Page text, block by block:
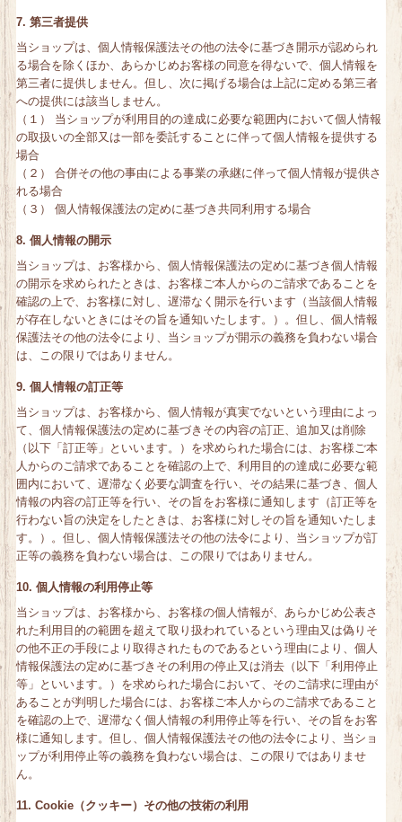
7. 第三者提供
当ショップは、個人情報保護法その他の法令に基づき開示が認められ
る場合を除くほか、あらかじめお客様の同意を得ないで、個人情報を
第三者に提供しません。但し、次に掲げる場合は上記に定める第三者
への提供には該当しません。
（１） 当ショップが利用目的の達成に必要な範囲内において個人情報
の取扱いの全部又は一部を委託することに伴って個人情報を提供する
場合
（２） 合併その他の事由による事業の承継に伴って個人情報が提供さ
れる場合
（３） 個人情報保護法の定めに基づき共同利用する場合
8. 個人情報の開示
当ショップは、お客様から、個人情報保護法の定めに基づき個人情報
の開示を求められたときは、お客様ご本人からのご請求であることを
確認の上で、お客様に対し、遅滞なく開示を行います（当該個人情報
が存在しないときにはその旨を通知いたします。）。但し、個人情報
保護法その他の法令により、当ショップが開示の義務を負わない場合
は、この限りではありません。
9. 個人情報の訂正等
当ショップは、お客様から、個人情報が真実でないという理由によっ
て、個人情報保護法の定めに基づきその内容の訂正、追加又は削除
（以下「訂正等」といいます。）を求められた場合には、お客様ご本
人からのご請求であることを確認の上で、利用目的の達成に必要な範
囲内において、遅滞なく必要な調査を行い、その結果に基づき、個人
情報の内容の訂正等を行い、その旨をお客様に通知します（訂正等を
行わない旨の決定をしたときは、お客様に対しその旨を通知いたしま
す。）。但し、個人情報保護法その他の法令により、当ショップが訂
正等の義務を負わない場合は、この限りではありません。
10. 個人情報の利用停止等
当ショップは、お客様から、お客様の個人情報が、あらかじめ公表さ
れた利用目的の範囲を超えて取り扱われているという理由又は偽りそ
の他不正の手段により取得されたものであるという理由により、個人
情報保護法の定めに基づきその利用の停止又は消去（以下「利用停止
等」といいます。）を求められた場合において、そのご請求に理由が
あることが判明した場合には、お客様ご本人からのご請求であること
を確認の上で、遅滞なく個人情報の利用停止等を行い、その旨をお客
様に通知します。但し、個人情報保護法その他の法令により、当ショ
ップが利用停止等の義務を負わない場合は、この限りではありませ
ん。
11. Cookie（クッキー）その他の技術の利用